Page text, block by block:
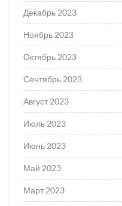
Декабрь 2023
Ноябрь 2023
Октябрь 2023
Сентябрь 2023
Август 2023
Июль 2023
Июнь 2023
Май 2023
Март 2023